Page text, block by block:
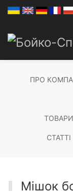
ПРО
ТОВАРИ
СТАТТІ
Мішок